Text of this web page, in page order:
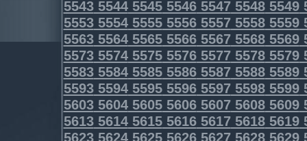
5543554455455546554755485549
5553555455555556555755585559
5563556455655566556755685569
5573557455755576557755785579
5583558455855586558755885589
5593559455955596559755985599
5603560456055606560756085609
5613561456155616561756185619
5623562456255626562756285629